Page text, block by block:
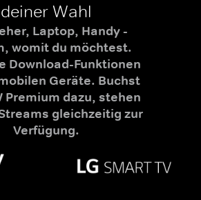
deiner Wahl
Laptop, Handy -
womit du möchtest.
Download-Funktionen
Geräte. Buchst
Premium dazu, stehen
gleichzeitig zur
Verfügung.